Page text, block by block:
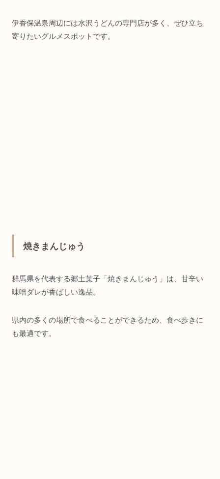
伊香保温泉周辺には水沢うどんの専門店が多く、ぜひ立ち
寄りたいグルメスポットです。
焼きまんじゅう
群馬県を代表する郷土菓子「焼きまんじゅう」は、甘辛い
味噌ダレが香ばしい逸品。
県内の多くの場所で食べることができるため、食べ歩きに
も最適です。